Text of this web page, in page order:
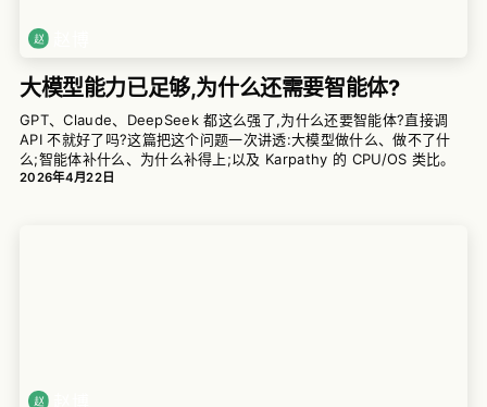
大模型能力已足够,为什么还需要智能体?
GPT、Claude、DeepSeek 都这么强了,为什么还要智能体?直接调
API 不就好了吗?这篇把这个问题一次讲透:大模型做什么、做不了什
么;智能体补什么、为什么补得上;以及 Karpathy 的 CPU/OS 类比。
2026年4月22日